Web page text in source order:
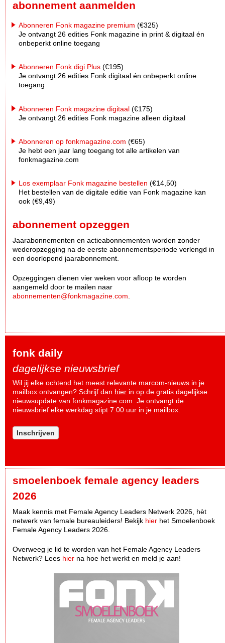
abonnement aanmelden
Abonneren Fonk magazine premium (€325)
Je ontvangt 26 edities Fonk magazine in print & digitaal én
onbeperkt online toegang
Abonneren Fonk digi Plus (€195)
Je ontvangt 26 edities Fonk digitaal én onbeperkt online
toegang
Abonneren Fonk magazine digitaal (€175)
Je ontvangt 26 edities Fonk magazine alleen digitaal
Abonneren op fonkmagazine.com (€65)
Je hebt een jaar lang toegang tot alle artikelen van
fonkmagazine.com
Los exemplaar Fonk magazine bestellen (€14,50)
Het bestellen van de digitale editie van Fonk magazine kan
ook (€9,49)
abonnement opzeggen
Jaarabonnementen en actieabonnementen worden zonder
wederopzegging na de eerste abonnementsperiode verlengd in
een doorlopend jaarabonnement.
Opzeggingen dienen vier weken voor afloop te worden
aangemeld door te mailen naar
abonnementen@fonkmagazine.com
fonk daily
dagelijkse nieuwsbrief
Wil jij elke ochtend het meest relevante marcom-nieuws in je
mailbox ontvangen? Schrijf dan hier in op de gratis dagelijkse
nieuwsupdate van fonkmagazine.com. Je ontvangt de
nieuwsbrief elke werkdag stipt 7.00 uur in je mailbox.
Inschrijven
smoelenboek female agency leaders
2026
Maak kennis met Female Agency Leaders Netwerk 2026, hèt
netwerk van female bureauleiders! Bekijk hier het Smoelenboek
Female Agency Leaders 2026.
Overweeg je lid te worden van het Female Agency Leaders
Netwerk? Lees hier na hoe het werkt en meld je aan!